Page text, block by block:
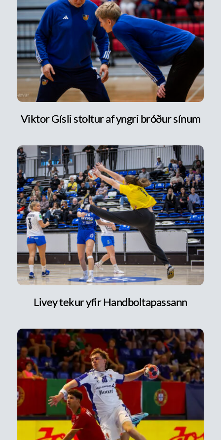
Viktor Gísli stoltur af yngri bróður sínum
Livey tekur yfir Handboltapassann